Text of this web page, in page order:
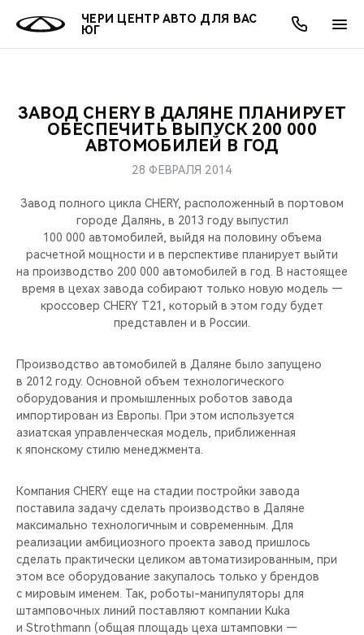
ЧЕРИ ЦЕНТР АВТО ДЛЯ ВАС
ЮГ
МОДЕЛИ
КРОССОВЕРЫ
СЕДАНЫ
НОВИНКИ
ПОКУПАТЕЛЯМ
КРЕДИТ И СТРАХОВАНИЕ
ВЛАДЕЛЬЦАМ
ЗАПЧАСТИ И АКСЕССУАРЫ
ПОДДЕРЖКА
МИР CHERY
О БРЕНДЕ
CHERY В СОЦСЕТЯХ
БЛАГОТВОРИТЕЛЬНОСТЬ
CHERY REMOTE
CHERY И СПОРТ
НАШИ МЕРОПРИЯТИЯ
ВИДЕООБЗОРЫ
CHERY ДЛЯ ДЕТЕЙ
АКЦИИ
ОНЛАЙН СЕРВИСЫ
КРЕДИТ
О КОМПАНИИ
МЫ В СОЦСЕТЯХ
ЗАВОД CHERY В ДАЛЯНЕ ПЛАНИРУЕТ
ОБЕСПЕЧИТЬ ВЫПУСК 200 000
АВТОМОБИЛЕЙ В ГОД
28 ФЕВРАЛЯ 2014
Завод полного цикла CHERY, расположенный в портовом
городе Далянь, в 2013 году выпустил
100 000 автомобилей, выйдя на половину объема
расчетной мощности и в перспективе планирует выйти
на производство 200 000 автомобилей в год. В настоящее
время в цехах завода собирают только новую модель —
кроссовер CHERY T21, который в этом году будет
представлен и в России.
Производство автомобилей в Даляне было запущено
в 2012 году. Основной объем технологического
оборудования и промышленных роботов завода
импортирован из Европы. При этом используется
азиатская управленческая модель, приближенная
к японскому стилю менеджмента.
Компания CHERY еще на стадии постройки завода
поставила задачу сделать производство в Даляне
максимально технологичным и современным. Для
реализации амбициозного проекта завод пришлось
сделать практически целиком автоматизированным, при
этом все оборудование закупалось только у брендов
с мировым именем. Так, роботы-манипуляторы для
штамповочных линий поставляют компании Kuka
и Strothmann (общая площадь цеха штамповки —